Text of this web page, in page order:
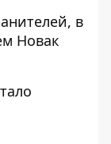
в
Новак